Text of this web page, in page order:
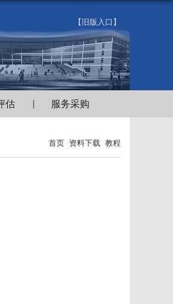
【旧版入口】
估 服务采购
首页 资料下载 教程